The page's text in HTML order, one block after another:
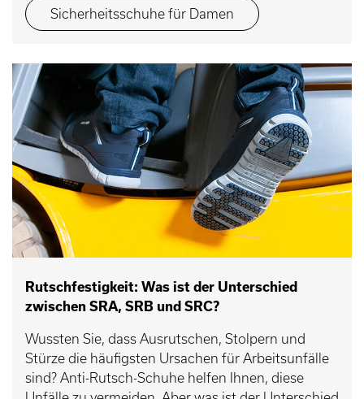
Sicherheitsschuhe für Damen
Rutschfestigkeit: Was ist der Unterschied
zwischen SRA, SRB und SRC?
Wussten Sie, dass Ausrutschen, Stolpern und
Stürze die häufigsten Ursachen für Arbeitsunfälle
sind? Anti-Rutsch-Schuhe helfen Ihnen, diese